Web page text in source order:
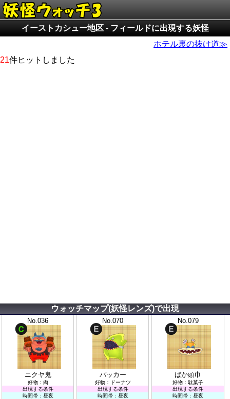
イーストカシュー地区 - フィールドに出現する妖怪
ホテル裏の抜け道≫
21件ヒットしました
ウォッチマップ(妖怪レンズ)で出現
No.036
ニクヤ鬼
好物：肉
出現する条件
時間帯：昼夜
No.070
パッカー
好物：ドーナツ
出現する条件
時間帯：昼夜
No.079
ばか頭巾
好物：駄菓子
出現する条件
時間帯：昼夜